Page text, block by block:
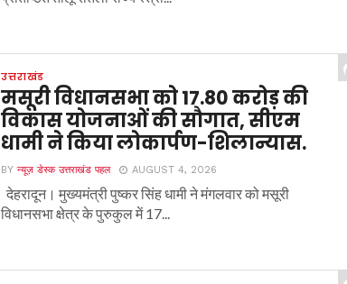
उत्तराखंड
मसूरी विधानसभा को 17.80 करोड़ की
विकास योजनाओं की सौगात, सीएम
धामी ने किया लोकार्पण-शिलान्यास.
BYन्यूज़ डेस्क उत्तराखंड पहल AUGUST 4, 2026
देहरादून। मुख्यमंत्री पुष्कर सिंह धामी ने मंगलवार को मसूरी
विधानसभा क्षेत्र के पुरुकुल में 17...